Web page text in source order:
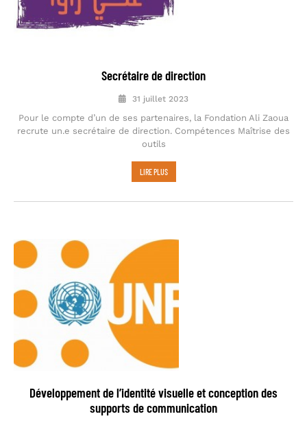
Secrétaire de direction
31 juillet 2023
Pour le compte d’un de ses partenaires, la Fondation Ali Zaoua
recrute un.e secrétaire de direction. Compétences Maîtrise des
outils
LIRE PLUS
Développement de l’identité visuelle et conception des
supports de communication